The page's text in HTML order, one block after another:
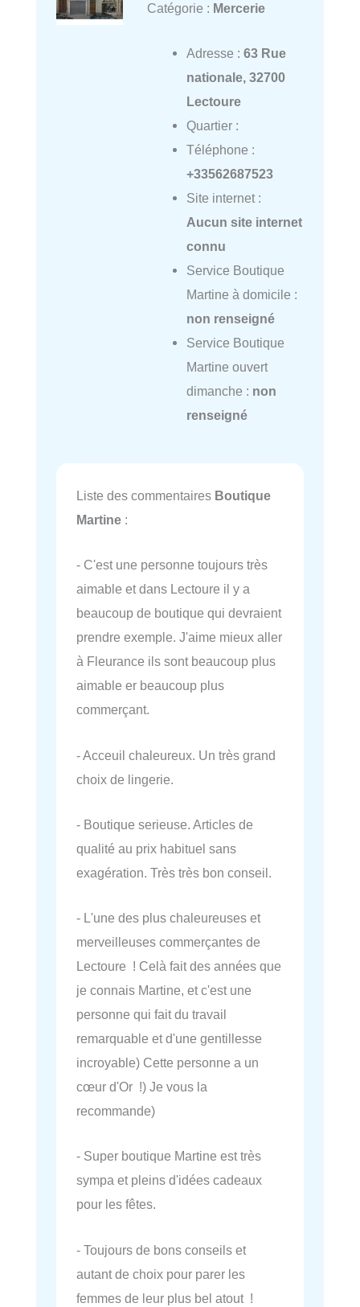
Catégorie : Mercerie
Adresse : 63 Rue
nationale, 32700
Lectoure
Quartier :
Téléphone :
+33562687523
Site internet :
Aucun site internet
connu
Service Boutique
Martine à domicile :
non renseigné
Service Boutique
Martine ouvert
dimanche : non
renseigné
Liste des commentaires Boutique
Martine :
- C'est une personne toujours très
aimable et dans Lectoure il y a
beaucoup de boutique qui devraient
prendre exemple. J'aime mieux aller
à Fleurance ils sont beaucoup plus
aimable er beaucoup plus
commerçant.
- Acceuil chaleureux. Un très grand
choix de lingerie.
- Boutique serieuse. Articles de
qualité au prix habituel sans
exagération. Très très bon conseil.
- L'une des plus chaleureuses et
merveilleuses commerçantes de
Lectoure ! Celà fait des années que
je connais Martine, et c'est une
personne qui fait du travail
remarquable et d'une gentillesse
incroyable) Cette personne a un
cœur d'Or !) Je vous la
recommande)
- Super boutique Martine est très
sympa et pleins d'idées cadeaux
pour les fêtes.
- Toujours de bons conseils et
autant de choix pour parer les
femmes de leur plus bel atout !